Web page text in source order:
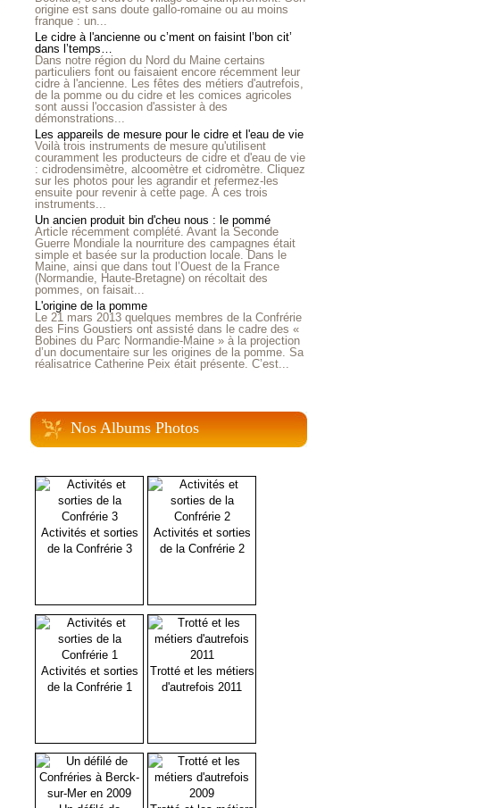
origine est sans doute gallo-romaine ou au moins
franque : un...
Le cidre à l'ancienne ou c’ment on faisint l’bon cit’
dans l’temps…
Dans notre région du Nord du Maine certains
particuliers font ou faisaient encore récemment leur
cidre à l'ancienne. Les fêtes des métiers d'autrefois,
de la pomme ou du cidre et les comices agricoles
sont aussi l'occasion d'assister à des
démonstrations...
Les appareils de mesure pour le cidre et l'eau de vie
Voilà trois instruments de mesure qu'utilisent
couramment les producteurs de cidre et d'eau de vie
: cidrodensimètre, alcoomètre et cidromètre. Cliquez
sur les photos pour les agrandir et refermez-les
ensuite pour revenir à cette page. À ces trois
instruments...
Un ancien produit bin d'cheu nous : le pommé
Article récemment complété. Avant la Seconde
Guerre Mondiale la nourriture des campagnes était
simple et basée sur la production locale. Dans le
Maine, ainsi que dans tout l’Ouest de la France
(Normandie, Haute-Bretagne) on récoltait des
pommes, on faisait...
L'origine de la pomme
Le 21 mars 2013 quelques membres de la Confrérie
des Fins Goustiers ont assisté dans le cadre des «
Bobines du Parc Normandie-Maine » à la projection
d’un documentaire sur les origines de la pomme. Sa
réalisatrice Catherine Peix était présente. C’est...
Nos Albums Photos
Activités et sorties
de la Confrérie 3
Activités et sorties
de la Confrérie 2
Activités et sorties
de la Confrérie 1
Trotté et les métiers
d'autrefois 2011